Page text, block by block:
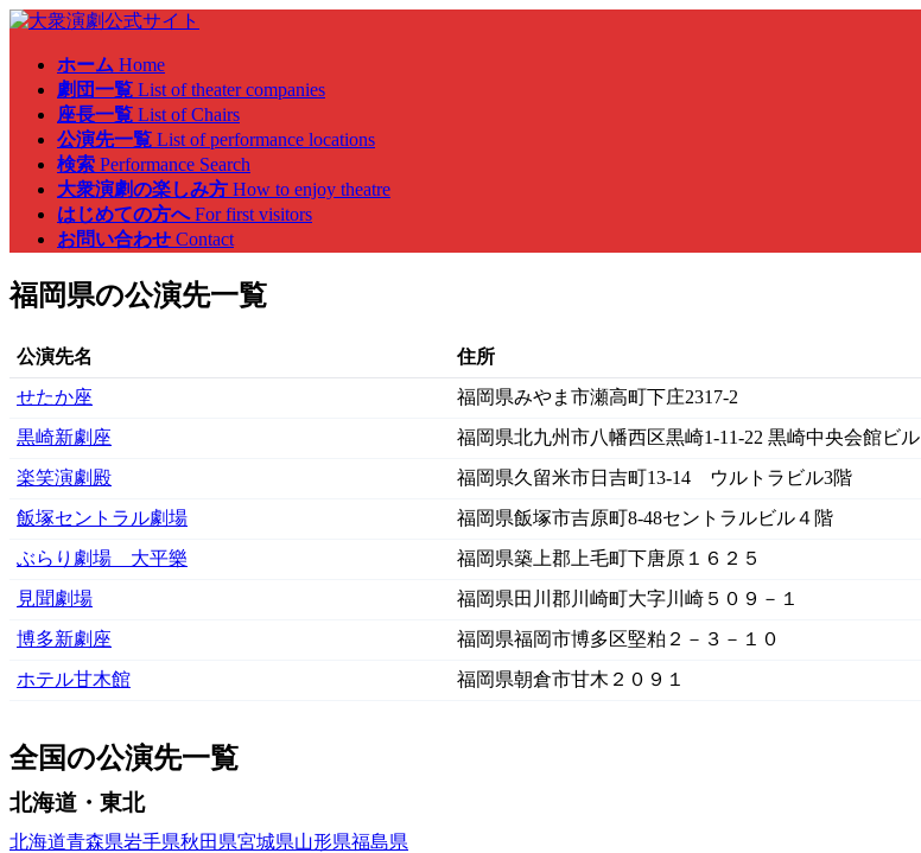
ホーム Home
劇団一覧 List of theater companies
座長一覧 List of Chairs
公演先一覧 List of performance locations
検索 Performance Search
大衆演劇の楽しみ方 How to enjoy theatre
はじめての方へ For first visitors
お問い合わせ Contact
福岡県の公演先一覧
公演先名
住所
せたか座
福岡県みやま市瀬高町下庄2317-2
黒崎新劇座
福岡県北九州市八幡西区黒崎1-11-22 黒崎中央会館ビル
楽笑演劇殿
福岡県久留米市日吉町13-14 ウルトラビル3階
飯塚セントラル劇場
福岡県飯塚市吉原町8-48セントラルビル４階
ぶらり劇場 大平樂
福岡県築上郡上毛町下唐原１６２５
見聞劇場
福岡県田川郡川崎町大字川崎５０９－１
博多新劇座
福岡県福岡市博多区堅粕２－３－１０
ホテル甘木館
福岡県朝倉市甘木２０９１
全国の公演先一覧
北海道・東北
北海道青森県岩手県秋田県宮城県山形県福島県